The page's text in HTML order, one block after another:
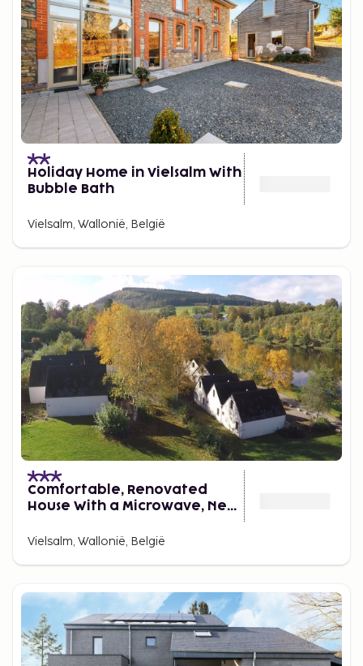
Holiday Home in Vielsalm With
Bubble Bath
Vielsalm, Wallonië, België
Comfortable, Renovated
House With a Microwave, Near
Vielsalm, Wallonië, België